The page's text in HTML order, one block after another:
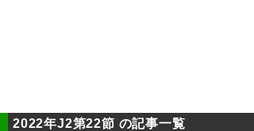
2022年J2第22節 の記事一覧